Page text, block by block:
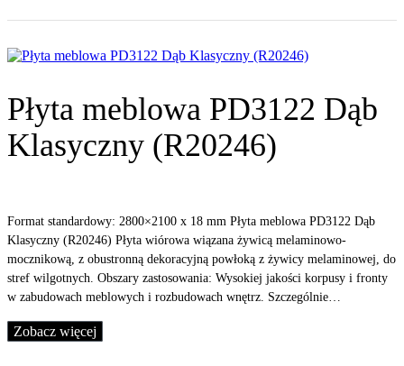
Płyta meblowa PD3122 Dąb
Klasyczny (R20246)
Format standardowy: 2800×2100 x 18 mm Płyta meblowa PD3122 Dąb
Klasyczny (R20246) Płyta wiórowa wiązana żywicą melaminowo-
mocznikową, z obustronną dekoracyjną powłoką z żywicy melaminowej, do
stref wilgotnych. Obszary zastosowania: Wysokiej jakości korpusy i fronty
w zabudowach meblowych i rozbudowach wnętrz. Szczególnie…
Zobacz więcej